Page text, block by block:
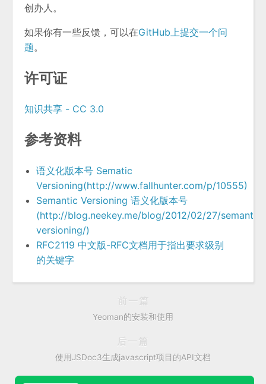
创办人。
如果你有一些反馈，可以在GitHub上提交一个问
题。
许可证
知识共享 - CC 3.0
参考资料
语义化版本号 Sematic
Versioning(http://www.fallhunter.com/p/10555)
Semantic Versioning 语义化版本号
(http://blog.neekey.me/blog/2012/02/27/semantic-
versioning/)
RFC2119 中文版-RFC文档用于指出要求级别
的关键字
前一篇
Yeoman的安装和使用
后一篇
使用JSDoc3生成javascript项目的API文档